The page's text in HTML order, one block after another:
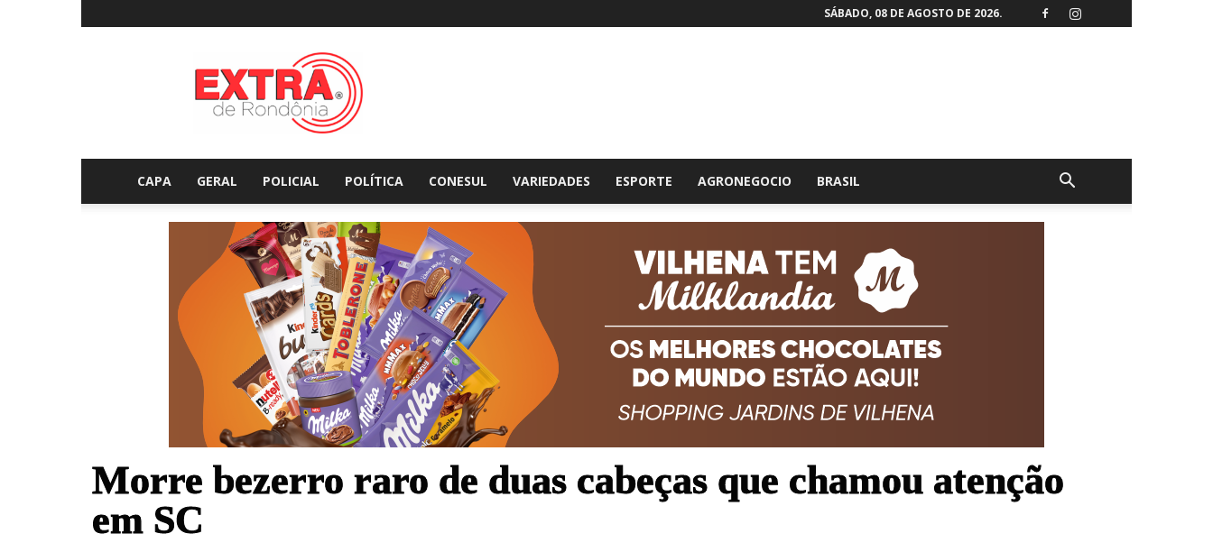
SÁBADO, 08 DE AGOSTO DE 2026.
Extraderondonia.com.br
CAPA GERAL POLICIAL POLÍTICA CONESUL VARIEDADES ESPORTE AGRONEGOCIO BRASIL
Morre bezerro raro de duas cabeças que chamou atenção
em SC